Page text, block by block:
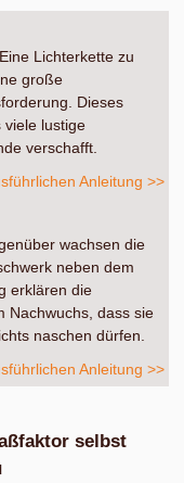
Lichterkette zu
große
Dieses
viele lustige
verschafft.
Anleitung >>
wachsen die
neben dem
erklären die
Nachwuchs, dass sie
naschen dürfen.
Anleitung >>
selbst